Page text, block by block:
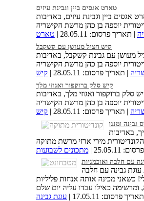
טארט אגסים ביין וגבינת עיזים
אגסים ביין וגבינת עיזים, באדיבות
| תאריך פרסום: 28.05.11 | טארט
קיש חציל מעושן עם קשקבל
מעושן עם גבינת קשקבל, באדיבות
| תאריך פרסום: 28.05.11 | קיש
קיש סלק ברוקפור ואגוזי מלך
סלק ברוקפור ואגוזי מלך, באדיבות
| תאריך פרסום: 28.05.11 | קיש
גבינה ומנגו
באדיבות
25.05.11 | מתכונים לשבועות
עם חלבה ואוכמניות
עוגת גבינה עם חלבה
כשאני מכינה אותה אנחות פליליות
פרסום: 17.05.11 | עוגת גבינה